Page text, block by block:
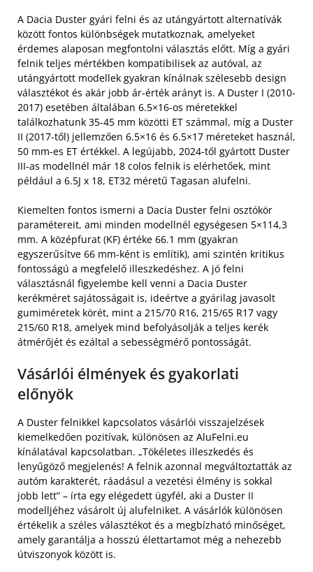
A Dacia Duster gyári felni és az utángyártott alternatívák
között fontos különbségek mutatkoznak, amelyeket
érdemes alaposan megfontolni választás előtt. Míg a gyári
felnik teljes mértékben kompatibilisek az autóval, az
utángyártott modellek gyakran kínálnak szélesebb design
választékot és akár jobb ár-érték arányt is. A Duster I (2010-
2017) esetében általában 6.5×16-os méretekkel
találkozhatunk 35-45 mm közötti ET számmal, míg a Duster
II (2017-től) jellemzően 6.5×16 és 6.5×17 méreteket használ,
50 mm-es ET értékkel. A legújabb, 2024-től gyártott Duster
III-as modellnél már 18 colos felnik is elérhetőek, mint
például a 6.5J x 18, ET32 méretű Tagasan alufelni.
Kiemelten fontos ismerni a Dacia Duster felni osztókör
paramétereit, ami minden modellnél egységesen 5×114,3
mm. A középfurat (KF) értéke 66.1 mm (gyakran
egyszerűsítve 66 mm-ként is említik), ami szintén kritikus
fontosságú a megfelelő illeszkedéshez. A jó felni
választásnál figyelembe kell venni a Dacia Duster
kerékméret sajátosságait is, ideértve a gyárilag javasolt
gumiméretek körét, mint a 215/70 R16, 215/65 R17 vagy
215/60 R18, amelyek mind befolyásolják a teljes kerék
átmérőjét és ezáltal a sebességmérő pontosságát.
Vásárlói élmények és gyakorlati
előnyök
A Duster felnikkel kapcsolatos vásárlói visszajelzések
kiemelkedően pozitívak, különösen az AluFelni.eu
kínálatával kapcsolatban. „Tökéletes illeszkedés és
lenyűgöző megjelenés! A felnik azonnal megváltoztatták az
autóm karakterét, ráadásul a vezetési élmény is sokkal
jobb lett” – írta egy elégedett ügyfél, aki a Duster II
modelljéhez vásárolt új alufelniket. A vásárlók különösen
értékelik a széles választékot és a megbízható minőséget,
amely garantálja a hosszú élettartamot még a nehezebb
útviszonyok között is.